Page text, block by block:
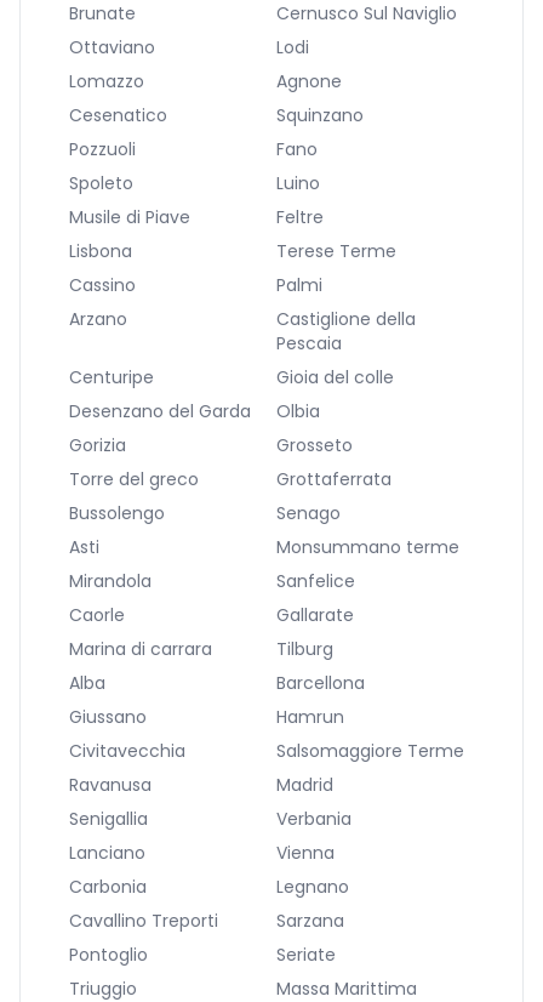
Brunate
Cernusco Sul Naviglio
Ottaviano
Lodi
Lomazzo
Agnone
Cesenatico
Squinzano
Pozzuoli
Fano
Spoleto
Luino
Musile di Piave
Feltre
Lisbona
Terese Terme
Cassino
Palmi
Arzano
Castiglione della
Pescaia
Centuripe
Gioia del colle
Desenzano del Garda
Olbia
Gorizia
Grosseto
Torre del greco
Grottaferrata
Bussolengo
Senago
Asti
Monsummano terme
Mirandola
Sanfelice
Caorle
Gallarate
Marina di carrara
Tilburg
Alba
Barcellona
Giussano
Hamrun
Civitavecchia
Salsomaggiore Terme
Ravanusa
Madrid
Senigallia
Verbania
Lanciano
Vienna
Carbonia
Legnano
Cavallino Treporti
Sarzana
Pontoglio
Seriate
Triuggio
Massa Marittima